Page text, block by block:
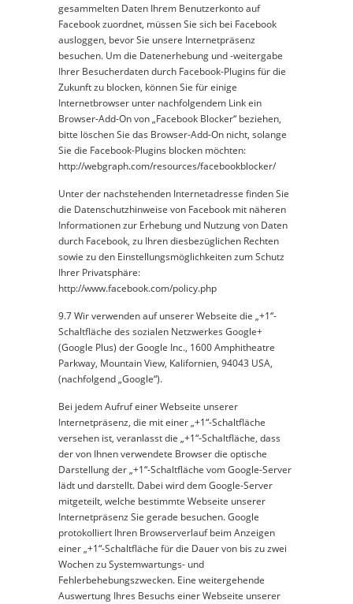
gesammelten Daten Ihrem Benutzerkonto auf
Facebook zuordnet, müssen Sie sich bei Facebook
ausloggen, bevor Sie unsere Internetpräsenz
besuchen. Um die Datenerhebung und -weitergabe
Ihrer Besucherdaten durch Facebook-Plugins für die
Zukunft zu blocken, können Sie für einige
Internetbrowser unter nachfolgendem Link ein
Browser-Add-On von „Facebook Blocker“ beziehen,
bitte löschen Sie das Browser-Add-On nicht, solange
Sie die Facebook-Plugins blocken möchten:
http://webgraph.com/resources/facebookblocker/
Unter der nachstehenden Internetadresse finden Sie
die Datenschutzhinweise von Facebook mit näheren
Informationen zur Erhebung und Nutzung von Daten
durch Facebook, zu Ihren diesbezüglichen Rechten
sowie zu den Einstellungsmöglichkeiten zum Schutz
Ihrer Privatsphäre:
http://www.facebook.com/policy.php
9.7 Wir verwenden auf unserer Webseite die „+1“-
Schaltfläche des sozialen Netzwerkes Google+
(Google Plus) der Google Inc., 1600 Amphitheatre
Parkway, Mountain View, Kalifornien, 94043 USA,
(nachfolgend „Google“).
Bei jedem Aufruf einer Webseite unserer
Internetpräsenz, die mit einer „+1“-Schaltfläche
versehen ist, veranlasst die „+1“-Schaltfläche, dass
der von Ihnen verwendete Browser die optische
Darstellung der „+1“-Schaltfläche vom Google-Server
lädt und darstellt. Dabei wird dem Google-Server
mitgeteilt, welche bestimmte Webseite unserer
Internetpräsenz Sie gerade besuchen. Google
protokolliert Ihren Browserverlauf beim Anzeigen
einer „+1“-Schaltfläche für die Dauer von bis zu zwei
Wochen zu Systemwartungs- und
Fehlerbehebungszwecken. Eine weitergehende
Auswertung Ihres Besuchs einer Webseite unserer